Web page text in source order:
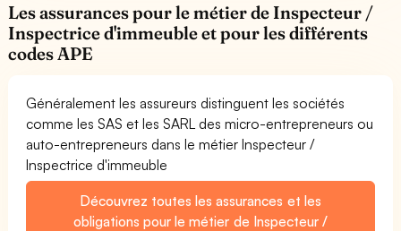
Les assurances pour le métier de Inspecteur /
Inspectrice d'immeuble et pour les différents
codes APE
Généralement les assureurs distinguent les sociétés
comme les SAS et les SARL des micro-entrepreneurs ou
auto-entrepreneurs dans le métier Inspecteur /
Inspectrice d'immeuble
Découvrez toutes les assurances et les
obligations pour le métier de Inspecteur /